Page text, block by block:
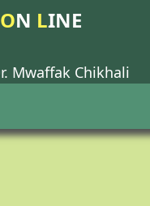
ON LINE
Mwaffak Chikhali